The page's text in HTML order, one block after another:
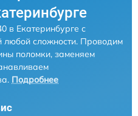
в Екатеринбурге с
любой сложности. Проводим
поломки, заменяем
Подробнее